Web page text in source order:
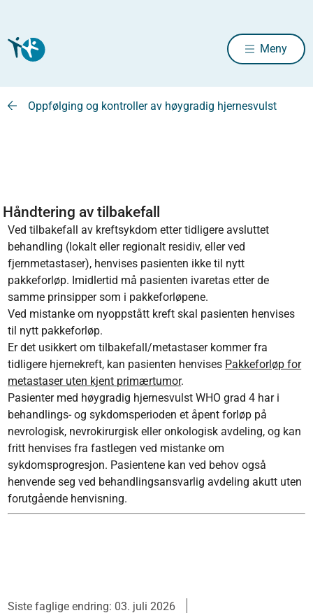
Meny
Oppfølging og kontroller av høygradig hjernesvulst
Håndtering av tilbakefall
Ved tilbakefall av kreftsykdom etter tidligere avsluttet
behandling (lokalt eller regionalt residiv, eller ved
fjernmetastaser), henvises pasienten ikke til nytt
pakkeforløp. Imidlertid må pasienten ivaretas etter de
samme prinsipper som i pakkeforløpene.
Ved mistanke om nyoppstått kreft skal pasienten henvises
til nytt pakkeforløp.
Er det usikkert om tilbakefall/metastaser kommer fra
tidligere hjernekreft, kan pasienten henvises Pakkeforløp for
metastaser uten kjent primærtumor.
Pasienter med høygradig hjernesvulst WHO grad 4 har i
behandlings- og sykdomsperioden et åpent forløp på
nevrologisk, nevrokirurgisk eller onkologisk avdeling, og kan
fritt henvises fra fastlegen ved mistanke om
sykdomsprogresjon. Pasientene kan ved behov også
henvende seg ved behandlingsansvarlig avdeling akutt uten
forutgående henvisning.
Siste faglige endring: 03. juli 2026